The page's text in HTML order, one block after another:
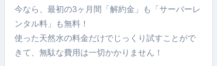
今なら、最初の3ヶ月間「解約金」も「サーバーレ
ンタル料」も無料！
使った天然水の料金だけでじっくり試すことがで
きて、無駄な費用は一切かかりません！